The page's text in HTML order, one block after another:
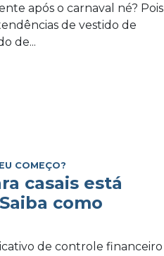
após o carnaval né? Pois
de vestido de
de...
COMEÇO?
casais está
como
de controle financeiro